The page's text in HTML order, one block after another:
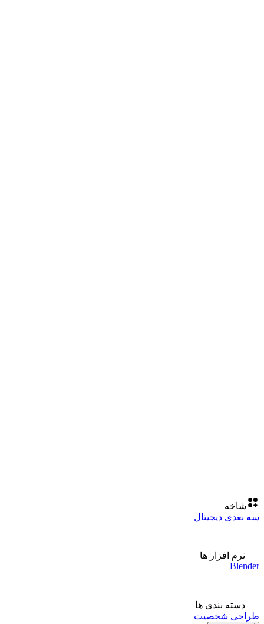
شاخه
سه بعدی دیجیتال
نرم افزار ها
Blender
دسته بندی ها
طراحی شخصیت